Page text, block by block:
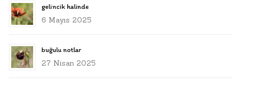
gelincik halinde
6 Mayıs 2025
buğulu notlar
27 Nisan 2025